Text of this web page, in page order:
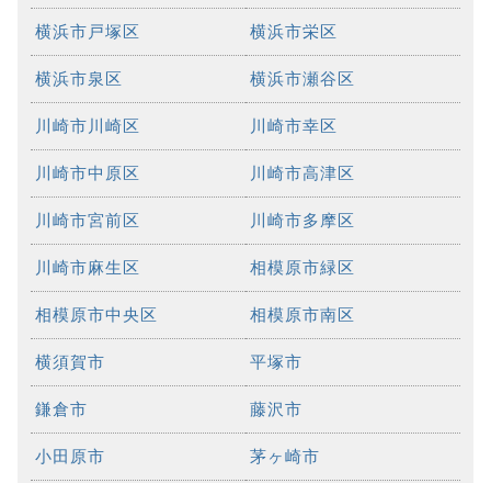
横浜市戸塚区 横浜市栄区
横浜市泉区 横浜市瀬谷区
川崎市川崎区 川崎市幸区
川崎市中原区 川崎市高津区
川崎市宮前区 川崎市多摩区
川崎市麻生区 相模原市緑区
相模原市中央区 相模原市南区
横須賀市 平塚市
鎌倉市 藤沢市
小田原市 茅ヶ崎市